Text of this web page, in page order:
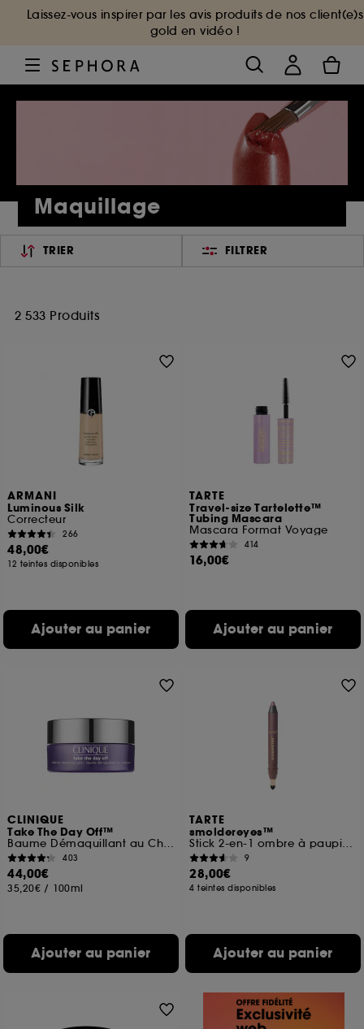
Laissez-vous inspirer par les avis produits de nos client(e)s
gold en vidéo !
Maquillage
TRIER FILTRER
2 533 Produits
ARMANI
Luminous Silk
Correcteur
266
48,00€
12 teintes disponibles
Ajouter au panier
TARTE
Travel-size Tartelette™
Tubing Mascara
Mascara Format Voyage
414
16,00€
Ajouter au panier
CLINIQUE
Take The Day Off™
Baume Démaquillant au Charbon
403
44,00€
35,20€ / 100ml
Ajouter au panier
TARTE
smoldereyes™
Stick 2-en-1 ombre à paupières & eyeliner
9
28,00€
4 teintes disponibles
Ajouter au panier